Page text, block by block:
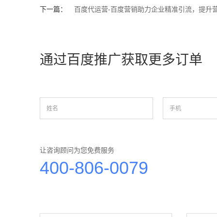
下一篇： 百度代运营-百度营销助力企业精准引流，提升
通过百度推广获取更多订单
让咨询顾问为您免费服务
400-806-0079